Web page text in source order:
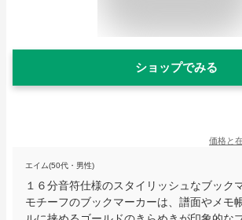
ショップでみる
価格と
エイム(50代・男性)
１６分音符仕様のスタイリッシュなブック
モチーフのブックマーカーは、譜面やメモ